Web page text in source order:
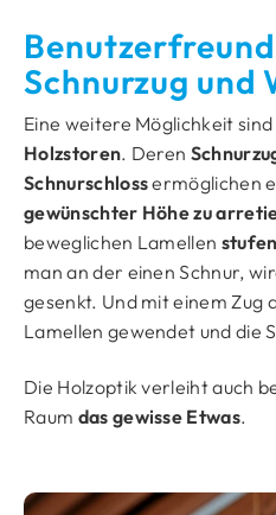
Schnurzug und
Eine weitere Möglichkeit sind
Holzstoren. Deren
Schnurschlossermöglichen
gewünschter Höhe zu
beweglichen Lamellen
man an der einen Schnur,
gesenkt. Und mit einem Zug
Lamellen gewendet und die
Die Holzoptik verleiht auch
Raum das gewisse Etwas.